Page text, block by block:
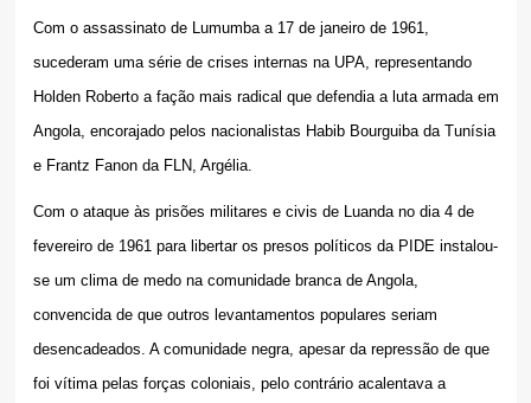
Com o assassinato de Lumumba a 17 de janeiro de 1961,
sucederam uma série de crises internas na UPA, representando
Holden Roberto a fação mais radical que defendia a luta armada em
Angola, encorajado pelos nacionalistas Habib Bourguiba da Tunísia
e Frantz Fanon da FLN, Argélia.
Com o ataque às prisões militares e civis de Luanda no dia 4 de
fevereiro de 1961 para libertar os presos políticos da PIDE instalou-
se um clima de medo na comunidade branca de Angola,
convencida de que outros levantamentos populares seriam
desencadeados. A comunidade negra, apesar da repressão de que
foi vítima pelas forças coloniais, pelo contrário acalentava a